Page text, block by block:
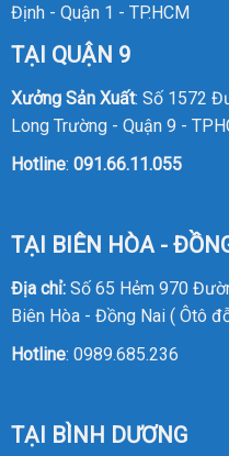
Định - Quận 1 - TP.HCM
TẠI QUẬN 9
Xưởng Sản Xuất: Số 1572
Long Trường - Quận 9 -
Hotline: 091.66.11.055
TẠI BIÊN HÒA -
Địa chỉ:Số 65 Hẻm 970
Biên Hòa - Đồng Nai ( Ôtô
Hotline: 0989.685.236
TẠI BÌNH DƯƠNG